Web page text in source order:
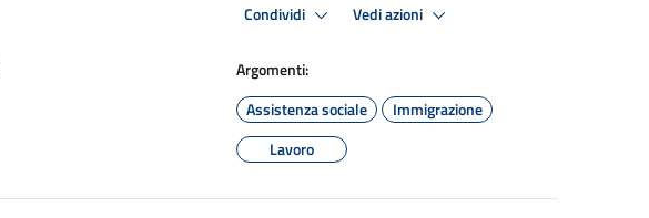
Condividi Vedi azioni
Argomenti:
Assistenza sociale
Immigrazione
Lavoro